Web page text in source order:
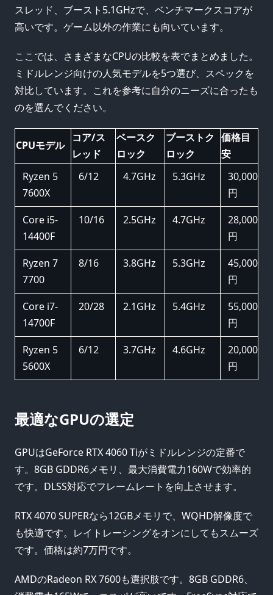
スレッド、ブースト5.1GHzで、ベンチマークスコアが
高いです。ゲーム以外の作業にも向いています。
ここでは、さまざまなCPUの比較を表でまとめました。
ミドルレンジ向けの人気モデルを5つ選び、スペックを
対比しています。これを参考に自分のニーズに合ったも
のを選んでください。
CPUモデル
コア/ス
レッド
ベースク
ロック
ブーストク
ロック
価格目
安
Ryzen 5
7600X
6/12 4.7GHz 5.3GHz
30,000
円
Core i5-
14400F
10/16 2.5GHz 4.7GHz
28,000
円
Ryzen 7
7700
8/16 3.8GHz 5.3GHz
45,000
円
Core i7-
14700F
20/28 2.1GHz 5.4GHz
55,000
円
Ryzen 5
5600X
6/12 3.7GHz 4.6GHz
20,000
円
最適なGPUの選定
GPUはGeForce RTX 4060 Tiがミドルレンジの定番で
す。8GB GDDR6メモリ、最大消費電力160Wで効率的
です。DLSS対応でフレームレートを向上させます。
RTX 4070 SUPERなら12GBメモリで、WQHD解像度で
も快適です。レイトレーシングをオンにしてもスムーズ
です。価格は約7万円です。
AMDのRadeon RX 7600も選択肢です。8GB GDDR6、